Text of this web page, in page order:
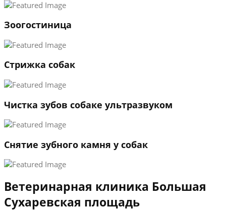
2
→
Зоогостиница
Стрижка собак
Чистка зубов собаке ультразвуком
Снятие зубного камня у собак
Ветеринарная клиника Большая
Сухаревская площадь